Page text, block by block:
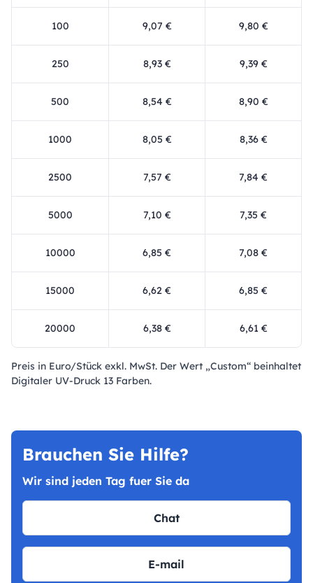
100 9,07 € 9,80 €
250 8,93 € 9,39 €
500 8,54 € 8,90 €
1000 8,05 € 8,36 €
2500 7,57 € 7,84 €
5000 7,10 € 7,35 €
10000 6,85 € 7,08 €
15000 6,62 € 6,85 €
20000 6,38 € 6,61 €
Preis in Euro/Stück exkl. MwSt. Der Wert „Custom“ beinhaltet
Digitaler UV-Druck 13 Farben.
Brauchen Sie Hilfe?
Wir sind jeden Tag fuer Sie da
Chat
E-mail